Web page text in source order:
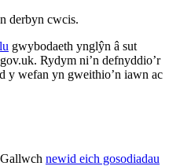
derbyn cwcis.
gwybodaeth ynglŷn â sut
Rydym ni’n defnyddio’r
y wefan yn gweithio’n iawn ac
newid eich gosodiadau